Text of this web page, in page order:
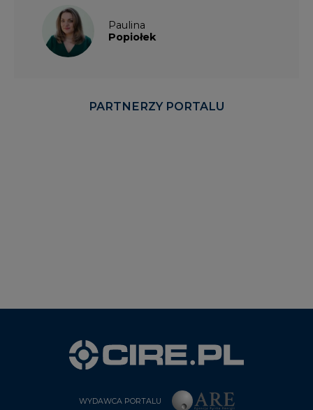
Paulina
Popiołek
PARTNERZY PORTALU
WYDAWCA PORTALU